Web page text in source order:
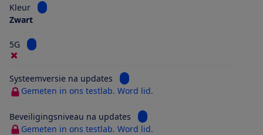
Kleur
Bekijk informatie voor Kleur
Zwart
5G Bekijk informatie voor 5G
Systeemversie na updates
Bekijk informatie voor
Gemeten in ons testlab. Word lid.
Beveiligingsniveau na updates
Bekijk informatie voor
Gemeten in ons testlab. Word lid.